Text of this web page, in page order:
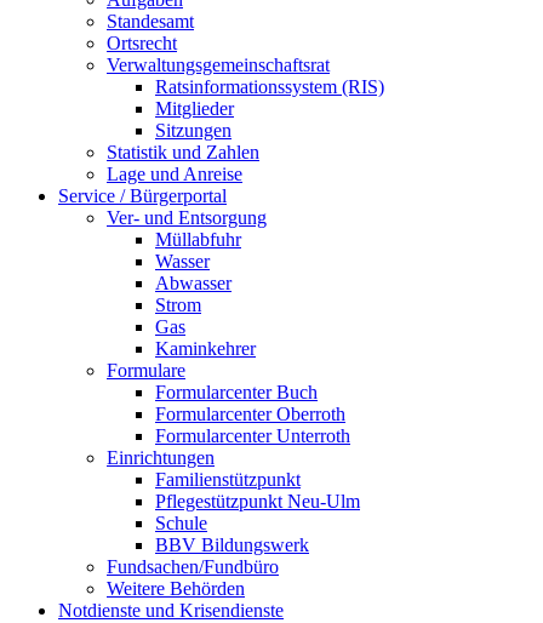
Standesamt
Ortsrecht
Verwaltungsgemeinschaftsrat
Ratsinformationssystem (RIS)
Mitglieder
Sitzungen
Statistik und Zahlen
Lage und Anreise
Service / Bürgerportal
Ver- und Entsorgung
Müllabfuhr
Wasser
Abwasser
Strom
Gas
Kaminkehrer
Formulare
Formularcenter Buch
Formularcenter Oberroth
Formularcenter Unterroth
Einrichtungen
Familienstützpunkt
Pflegestützpunkt Neu-Ulm
Schule
BBV Bildungswerk
Fundsachen/Fundbüro
Weitere Behörden
Notdienste und Krisendienste